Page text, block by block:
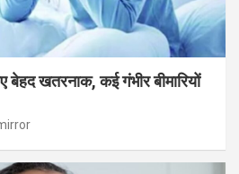
बेहद खतरनाक, कई गंभीर बीमारियों